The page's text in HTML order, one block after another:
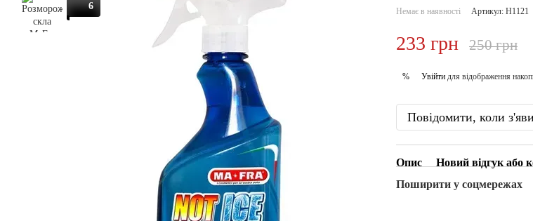
6 Немає в наявності Артикул: H1121
233 грн 250 грн
% Увійтидля відображення
Повідомити, коли
Опис
Новий відгук або
Поширити у соцмережах